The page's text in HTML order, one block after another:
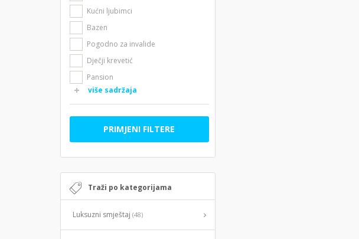
Kućni ljubimci
Bazen
Pogodno za invalide
Dječji krevetić
Pansion
više sadržaja
PRIMJENI FILTERE
Traži po kategorijama
Luksuzni smještaj (48)